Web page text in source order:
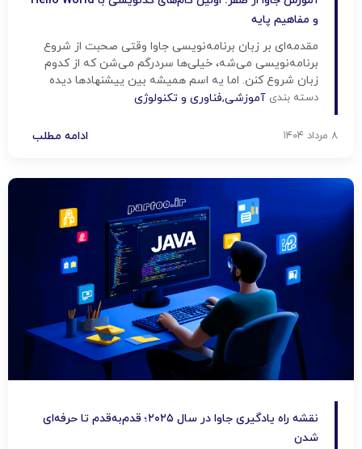
و مفاهیم پایه
مقدمه‌ای بر زبان برنامه‌نویسی جاوا وقتی صحبت از شروع
برنامه‌نویسی می‌شه، خیلی‌ها سردرگم می‌شن که از کدوم
زبان شروع کنن. اما یه اسم همیشه بین پیشنهادها دیده
می‌شه: جاوا. دلیلش چیه؟ چون جاوا یکی از محبوب‌ترین،
دنبال راهی مطمئن برای ورود به دنیای کدنویسی هستی، جاوا
دسته بندی آموزشی,فناوری و تکنولوژی
۸ مرداد ۱۴۰۴ ادامه مطلب
نقشه راه یادگیری جاوا در سال ۲۰۲۵؛ قدم‌به‌قدم تا حرفه‌ای
شدن